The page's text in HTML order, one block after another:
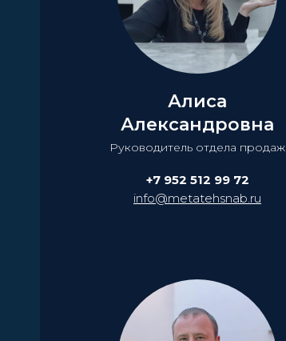
Алиса
Александровна
Руководитель отдела продаж
+7 952 512 99 72
info@metatehsnab.ru